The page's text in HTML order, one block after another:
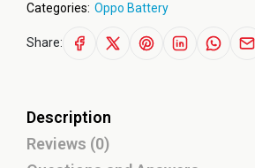
Categories: Oppo Battery
Share:
Description
Reviews (0)